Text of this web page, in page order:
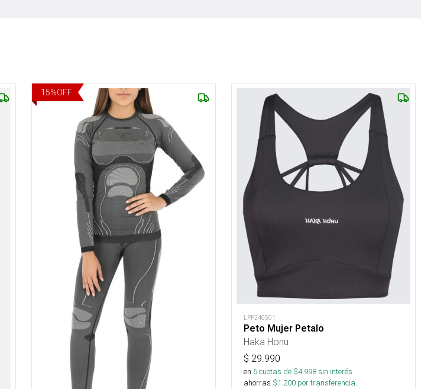
15%OFF
LPP240501
Peto Mujer Petalo
Haka Honu
$ 29.990
en 6cuotas de $4.998sin interés
ahorras $1.200 por transferencia.